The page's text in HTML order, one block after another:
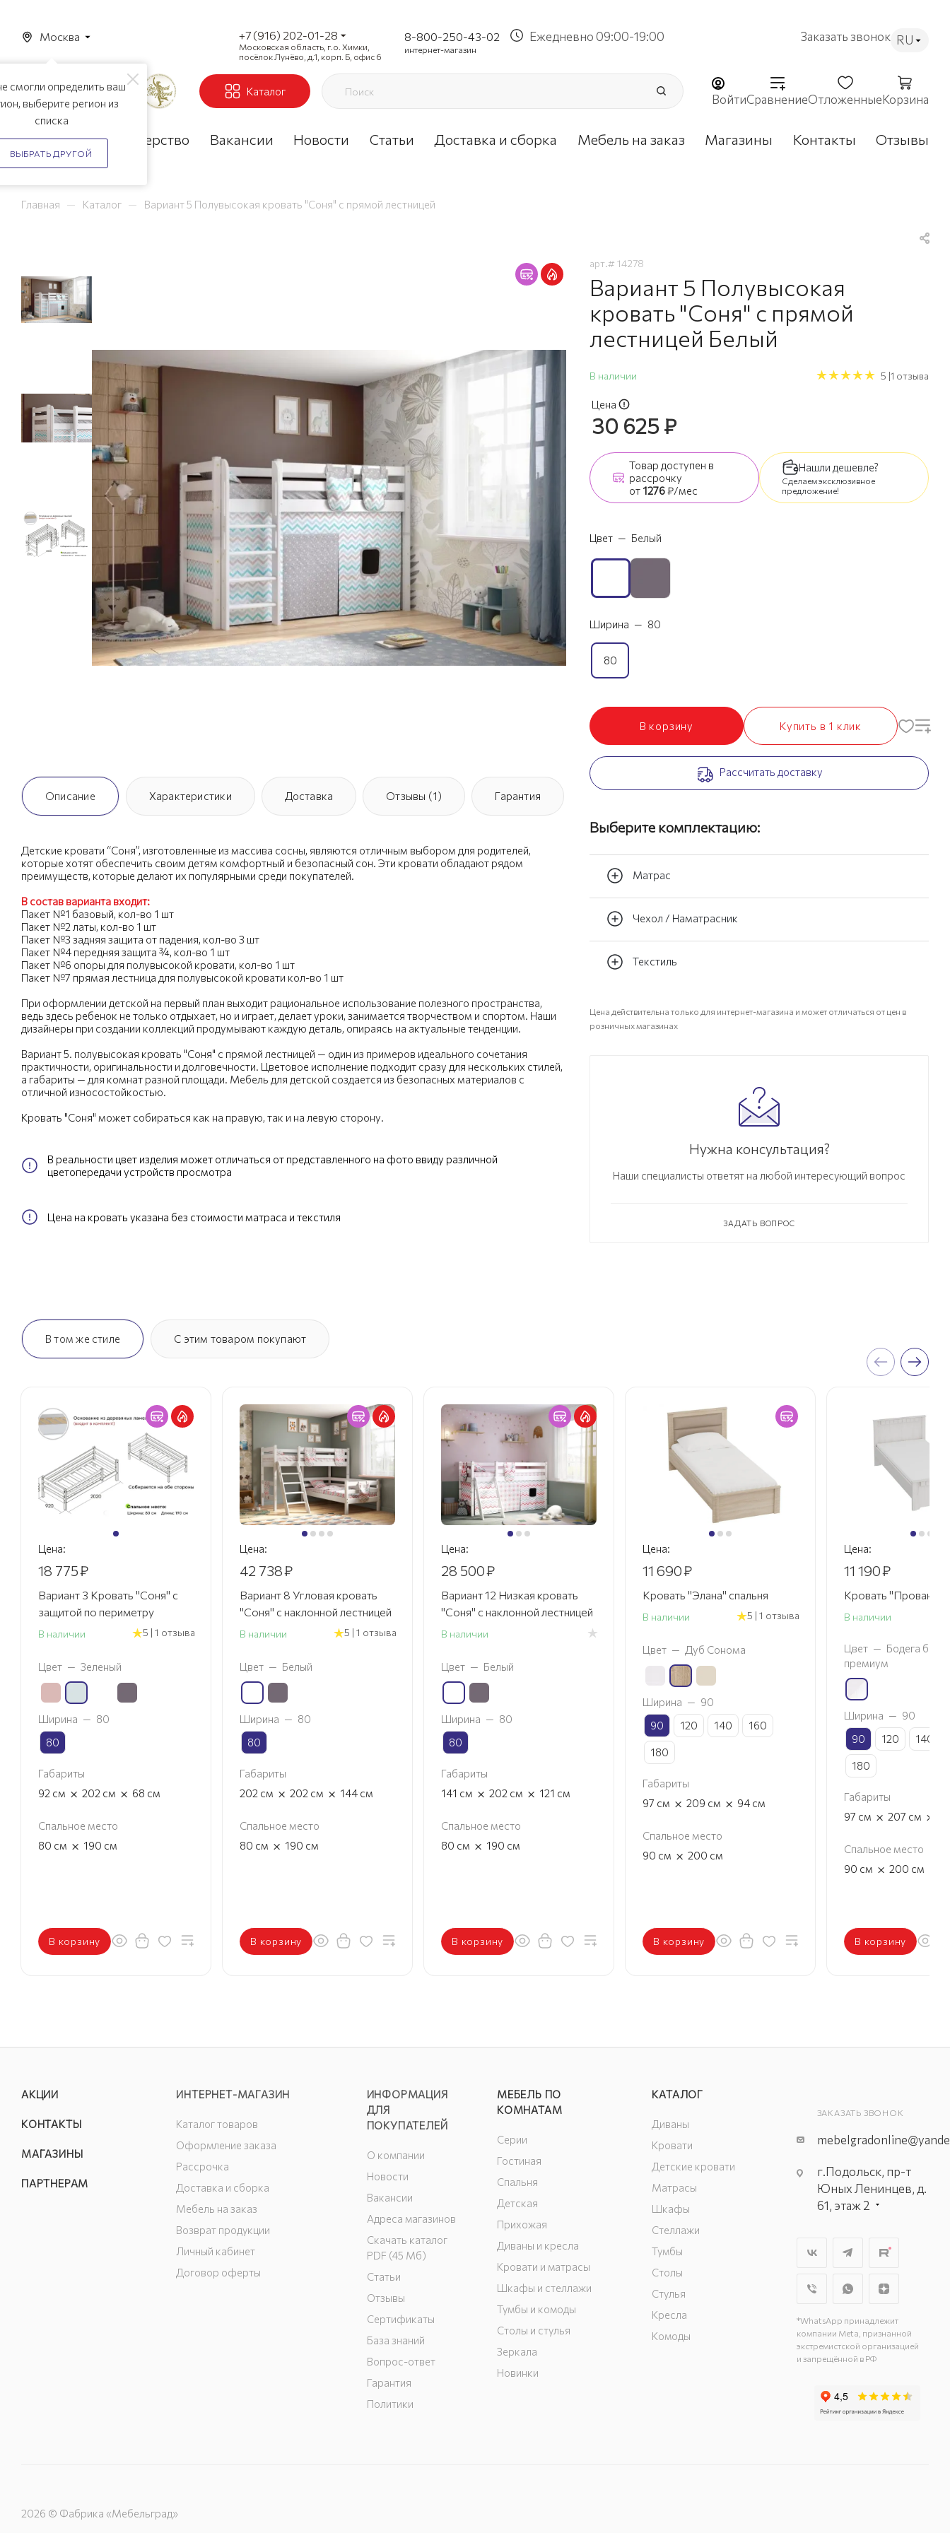
Москва
смогли определить ваш
выберите регион из
списка
ВЫБРАТЬ ДРУГОЙ
+7 (916) 202-01-28
Московская область, г.о. Химки,
посёлок Лунёво, д.1, корп. Б, офис 6
8-800-250-43-02
интернет-магазин
Ежедневно 09:00-19:00 Заказать звонок RU
Каталог
ВойтиСравнениеОтложенныеКорзина
Акции Партнерство Вакансии Новости Статьи Доставка и сборка Мебель на заказ Магазины Контакты Отзывы
Главная — Каталог — Вариант 5 Полувысокая кровать "Соня" с прямой лестницей
Описание Характеристики Доставка Отзывы (1) Гарантия
Детские кровати “Соня”, изготовленные из массива сосны, являются отличным выбором для родителей,
которые хотят обеспечить своим детям комфортный и безопасный сон. Эти кровати обладают рядом
преимуществ, которые делают их популярными среди покупателей.
В состав варианта входит:
Пакет №1 базовый, кол-во 1 шт
Пакет №2 латы, кол-во 1 шт
Пакет №3 задняя защита от падения, кол-во 3 шт
Пакет №4 передняя защита ¾, кол-во 1 шт
Пакет №6 опоры для полувысокой кровати, кол-во 1 шт
Пакет №7 прямая лестница для полувысокой кровати кол-во 1 шт
При оформлении детской на первый план выходит рациональное использование полезного пространства,
ведь здесь ребенок не только отдыхает, но и играет, делает уроки, занимается творчеством и спортом. Наши
дизайнеры при создании коллекций продумывают каждую деталь, опираясь на актуальные тенденции.
Вариант 5. полувысокая кровать "Соня" с прямой лестницей — один из примеров идеального сочетания
практичности, оригинальности и долговечности. Цветовое исполнение подходит сразу для нескольких стилей,
а габариты — для комнат разной площади. Мебель для детской создается из безопасных материалов с
отличной износостойкостью.
Кровать "Соня" может собираться как на правую, так и на левую сторону.
В реальности цвет изделия может отличаться от представленного на фото ввиду различной
цветопередачи устройств просмотра
Цена на кровать указана без стоимости матраса и текстиля
арт.# 14278
Вариант 5 Полувысокая
кровать "Соня" с прямой
лестницей Белый
В наличии 5 |1 отзыва
Цена
30 625₽
Товар доступен в
рассрочку
от 1276₽/мес
Нашли дешевле?
Сделаем эксклюзивное
предложение!
Цвет — Белый
Ширина — 80
80
В корзину Купить в 1 клик
Рассчитать доставку
Выберите комплектацию:
Матрас
Чехол / Наматрасник
Текстиль
Цена действительна только для интернет-магазина и может отличаться от цен в
розничных магазинах
Нужна консультация?
Наши специалисты ответят на любой интересующий вопрос
ЗАДАТЬ ВОПРОС
В том же стиле С этим товаром покупают
Цена:
18 775₽
Вариант 3 Кровать "Соня" с
защитой по периметру
В наличии 5 | 1 отзыва
Цвет — Зеленый
Ширина — 80
80
Габариты
92 см × 202 см × 68 см
Спальное место
80 см × 190 см
В корзину
Цена:
42 738₽
Вариант 8 Угловая кровать
"Соня" с наклонной лестницей
В наличии 5 | 1 отзыва
Цвет — Белый
Ширина — 80
80
Габариты
202 см × 202 см × 144 см
Спальное место
80 см × 190 см
В корзину
Цена:
28 500₽
Вариант 12 Низкая кровать
"Соня" с наклонной лестницей
В наличии
Цвет — Белый
Ширина — 80
80
Габариты
141 см × 202 см × 121 см
Спальное место
80 см × 190 см
В корзину
Цена:
11 690₽
Кровать "Элана" спальня
В наличии 5 | 1 отзыва
Цвет — Дуб Сонома
Ширина — 90
90
120 140 160
180
Габариты
97 см × 209 см × 94 см
Спальное место
90 см × 200 см
В корзину
Цена:
11 190₽
Кровать "Прованс"
В наличии
Цвет — Бодега
премиум
Ширина — 90
90
120 140
180
Габариты
97 см × 207 см ×
Спальное место
90 см × 200 см
В корзину
АКЦИИ
КОНТАКТЫ
МАГАЗИНЫ
ПАРТНЕРАМ
ИНТЕРНЕТ-МАГАЗИН
Каталог товаров
Оформление заказа
Рассрочка
Доставка и сборка
Мебель на заказ
Возврат продукции
Личный кабинет
Договор оферты
ИНФОРМАЦИЯ
ДЛЯ
ПОКУПАТЕЛЕЙ
О компании
Новости
Вакансии
Адреса магазинов
Скачать каталог
PDF (45 Мб)
Статьи
Отзывы
Сертификаты
База знаний
Вопрос-ответ
Гарантия
Политики
МЕБЕЛЬ ПО
КОМНАТАМ
Серии
Гостиная
Спальня
Детская
Прихожая
Диваны и кресла
Кровати и матрасы
Шкафы и стеллажи
Тумбы и комоды
Столы и стулья
Зеркала
Новинки
КАТАЛОГ
Диваны
Кровати
Детские кровати
Матрасы
Шкафы
Стеллажи
Тумбы
Столы
Стулья
Кресла
Комоды
ЗАКАЗАТЬ ЗВОНОК
г.Подольск, пр-т
Юных Ленинцев, д.
61, этаж 2
29, стр.1, 2 этаж,
г. Подольск, ул.
г. Подольск, ул.
Загородная, д. 1
*WhatsApp принадлежит
компании Meta, признанной
экстремистской организацией
и запрещённой в РФ
2026 © Фабрика «Мебельград»